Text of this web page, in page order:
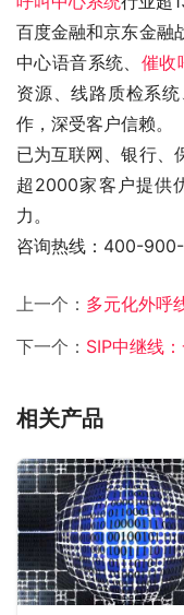
百度金融和京东金融
中心语音系统、 催收
资源、线路质检系
作，深受客户信赖。
已为互联网、银行、
超2000家客户提供
力。
咨询热线：400-
上一个： 多元化外呼
下一个： SIP中继线
相关产品